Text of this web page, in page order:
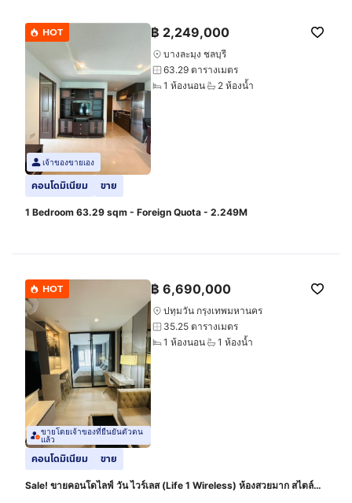
HOT
เจ้าของขายเอง
฿ 2,249,000
บางละมุง ชลบุรี
63.29 ตารางเมตร
1 ห้องนอน
2 ห้องน้ำ
คอนโดมิเนียม ขาย
1 Bedroom 63.29 sqm - Foreign Quota - 2.249M
HOT
ขายโดยเจ้าของที่ยืนยันตัวตน
แล้ว
฿ 6,690,000
ปทุมวัน กรุงเทพมหานคร
35.25 ตารางเมตร
1 ห้องนอน
1 ห้องน้ำ
คอนโดมิเนียม ขาย
Sale! ขายคอนโดไลฟ์ วัน ไวร์เลส (Life 1 Wireless) ห้องสวยมาก สไตล์